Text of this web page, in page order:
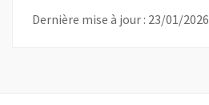
Dernière mise à jour : 23/01/2026